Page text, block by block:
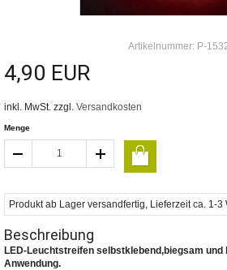
Artikelnummer: P-
4,90 EUR
inkl. MwSt. zzgl. Versandkosten
Menge
Produkt ab Lager versandfertig, Lieferzeit ca. 1-3
Beschreibung
LED-Leuchtstreifen selbstklebend,biegsam und
Anwendung.